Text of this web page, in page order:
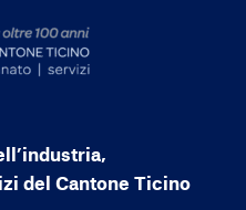
del Cantone Ticino